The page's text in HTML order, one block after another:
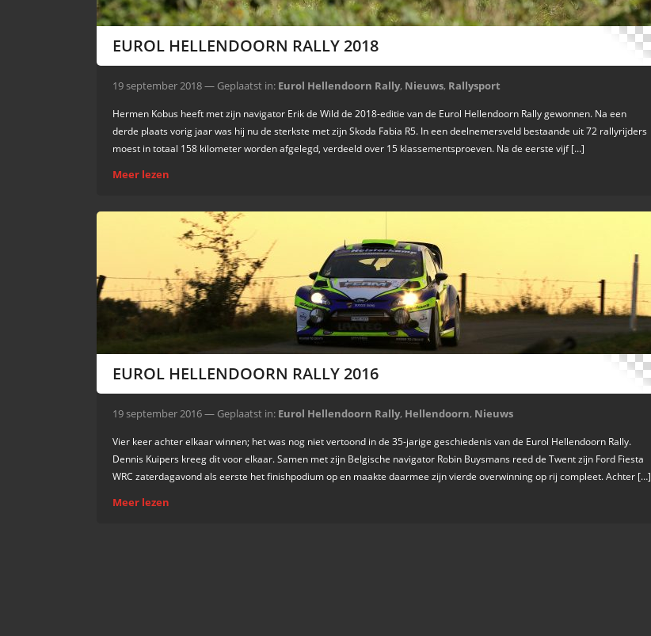
EUROL HELLENDOORN RALLY 2018
19 september 2018 — Geplaatst in: Eurol Hellendoorn Rally, Nieuws, Rallysport
Hermen Kobus heeft met zijn navigator Erik de Wild de 2018-editie van de Eurol Hellendoorn Rally gewonnen. Na een
derde plaats vorig jaar was hij nu de sterkste met zijn Skoda Fabia R5. In een deelnemersveld bestaande uit 72 rallyrijders
moest in totaal 158 kilometer worden afgelegd, verdeeld over 15 klassementsproeven. Na de eerste vijf […]
Meer lezen
EUROL HELLENDOORN RALLY 2016
19 september 2016 — Geplaatst in: Eurol Hellendoorn Rally, Hellendoorn, Nieuws
Vier keer achter elkaar winnen; het was nog niet vertoond in de 35-jarige geschiedenis van de Eurol Hellendoorn Rally.
Dennis Kuipers kreeg dit voor elkaar. Samen met zijn Belgische navigator Robin Buysmans reed de Twent zijn Ford Fiesta
WRC zaterdagavond als eerste het finishpodium op en maakte daarmee zijn vierde overwinning op rij compleet. Achter […]
Meer lezen